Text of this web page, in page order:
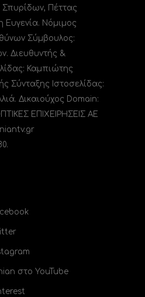
Σπυρίδων, Πέττας
Νόμιμος
Σύμβουλος:
Διευθυντής &
Καμπιώτης
Σύνταξης Ιστοσελίδας:
Δικαιούχος Domain:
ΕΠΙΧΕΙΡΗΣΕΙΣ ΑΕ
στο YouTube